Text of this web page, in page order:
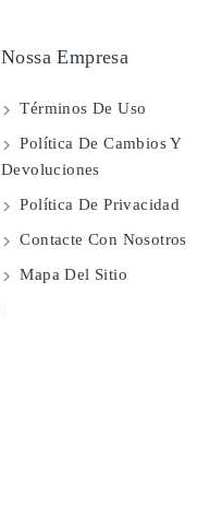
Nossa Empresa
Términos De Uso
Política De Cambios Y
Devoluciones
Política De Privacidad
Contacte Con Nosotros
Mapa Del Sitio